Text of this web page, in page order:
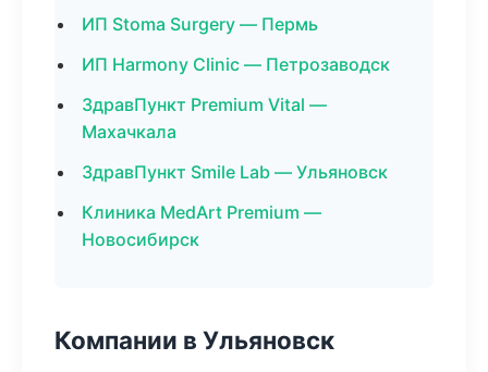
ИП Stoma Surgery — Пермь
ИП Harmony Clinic — Петрозаводск
ЗдравПункт Premium Vital —
Махачкала
ЗдравПункт Smile Lab — Ульяновск
Клиника MedArt Premium —
Новосибирск
Компании в Ульяновск